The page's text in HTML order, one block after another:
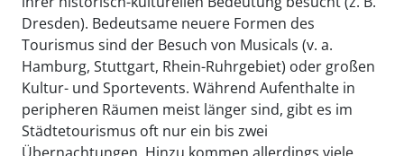
Dresden). Bedeutsame neuere Formen des
Tourismus sind der Besuch von Musicals (v. a.
Hamburg, Stuttgart, Rhein-Ruhrgebiet) oder großen
Kultur- und Sportevents. Während Aufenthalte in
peripheren Räumen meist länger sind, gibt es im
Städtetourismus oft nur ein bis zwei
Übernachtungen. Hinzu kommen allerdings viele